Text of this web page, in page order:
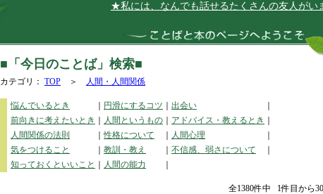
★私には、なんでも話せるたくさんの友人がいます★
■「今日のことば」検索■
カテゴリ： TOP ＞ 人間・人間関係
悩んでいるとき 円滑にするコツ 出会い
前向きに考えたいとき
人間というもの アドバイス・教えるとき
人間関係の法則
｜性格について 人間心理
気をつけること
教訓・教え 不信感、弱さについて
知っておくといいこと
人間の能力
全1380件中 1件目から